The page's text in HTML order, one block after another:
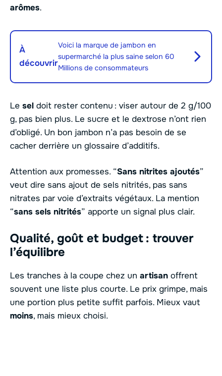
arômes.
À
découvrir
Voici la marque de jambon en
supermarché la plus saine selon 60
Millions de consommateurs
Le sel doit rester contenu : viser autour de 2 g/100
g, pas bien plus. Le sucre et le dextrose n’ont rien
d’obligé. Un bon jambon n’a pas besoin de se
cacher derrière un glossaire d’additifs.
Attention aux promesses. “Sans nitrites ajoutés”
veut dire sans ajout de sels nitrités, pas sans
nitrates par voie d’extraits végétaux. La mention
“sans sels nitrités” apporte un signal plus clair.
Qualité, goût et budget : trouver
l’équilibre
Les tranches à la coupe chez un artisan offrent
souvent une liste plus courte. Le prix grimpe, mais
une portion plus petite suffit parfois. Mieux vaut
moins, mais mieux choisi.